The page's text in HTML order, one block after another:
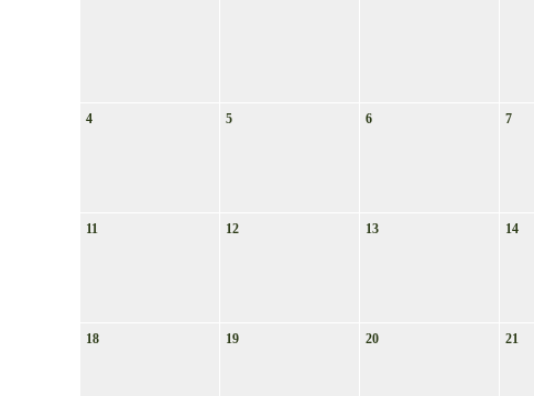
4 5 6 7
11 12 13 14
18 19 20 21